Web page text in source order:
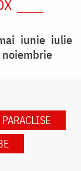
iunie iulie
noiembrie
PARACLISE